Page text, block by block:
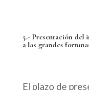
5.- Presentación del
a las grandes
El plazo de